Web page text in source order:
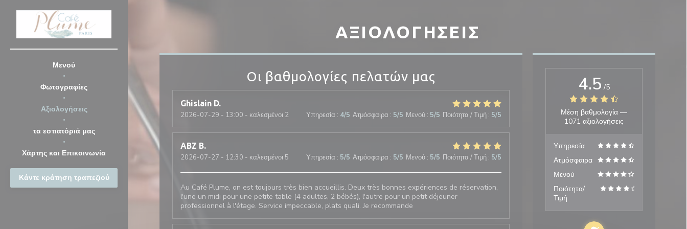
Μενού
Φωτογραφίες
Αξιολογήσεις
τα εστιατόριά μας
Χάρτης και Επικοινωνία
Κάντε κράτηση τραπεζιού
ΑΞΙΟΛΟΓΉΣΕΙΣ
Οι βαθμολογίες πελατών μας
Ghislain D
2026-07-29 - 13:00 - καλεσμένοι 2 Υπηρεσία : 4/5 Ατμόσφαιρα : 5/5 Μενού : 5/5 Ποιότητα / Τιμή : 5/5
ABZ B
2026-07-27 - 12:30 - καλεσμένοι 5 Υπηρεσία : 5/5 Ατμόσφαιρα : 5/5 Μενού : 5/5 Ποιότητα / Τιμή : 5/5
Au Café Plume, on est toujours très bien accueillis. Deux très bonnes expériences de réservation,
l'une un midi pour une petite table (4 adultes, 2 bébés), l'autre pour un petit déjeuner
professionnel à l'étage. Service impeccable, plats quali. Je recommande
4.5 /5
Μέση βαθμολογία —
1071 αξιολογήσεις
Υπηρεσία
Ατμόσφαιρα
Μενού
Ποιότητα/
Τιμή